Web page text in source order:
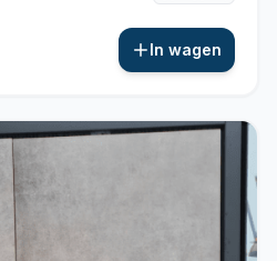
In wagen